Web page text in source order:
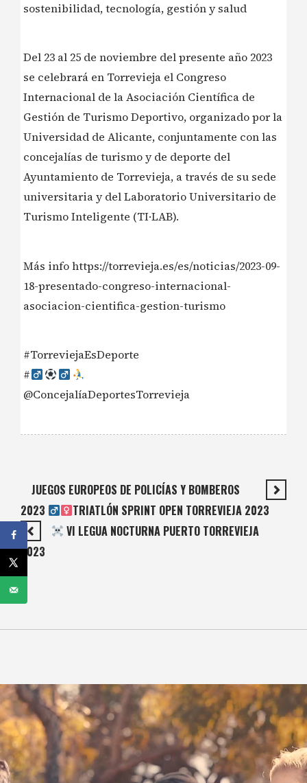
sostenibilidad, tecnología, gestión y salud
Del 23 al 25 de noviembre del presente año 2023
se celebrará en Torrevieja el Congreso
Internacional de la Asociación Científica de
Gestión de Turismo Deportivo, organizado por la
Universidad de Alicante, conjuntamente con las
concejalías de turismo y de deporte del
Ayuntamiento de Torrevieja, a través de su sede
universitaria y del Laboratorio Universitario de
Turismo Inteligente (TI·LAB).
Más info https://torrevieja.es/es/noticias/2023-09-
18-presentado-congreso-internacional-
asociacion-cientifica-gestion-turismo
#TorreviejaEsDeporte
#‍
@ConcejalíaDeportesTorrevieja
JUEGOS EUROPEOS DE POLICÍAS Y BOMBEROS
2023 ‍
TRIATLÓN SPRINT OPEN TORREVIEJA 2023
VI LEGUA NOCTURNA PUERTO TORREVIEJA
2023